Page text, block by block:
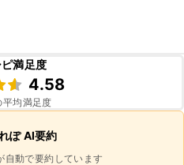
ピ満足度
4.58
平均満足度
ぽ AI要約
自動で要約しています